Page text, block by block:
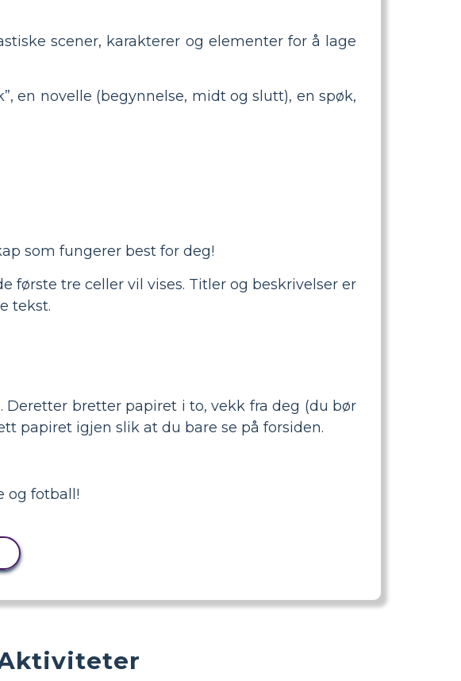
scener, karakterer og elementer for å lage
en novelle (begynnelse, midt og slutt), en spøk,
som fungerer best for deg!
tre celler vil vises. Titler og beskrivelser er
tekst.
bretter papiret i to, vekk fra deg (du bør
papiret igjen slik at du bare se på forsiden.
og fotball!